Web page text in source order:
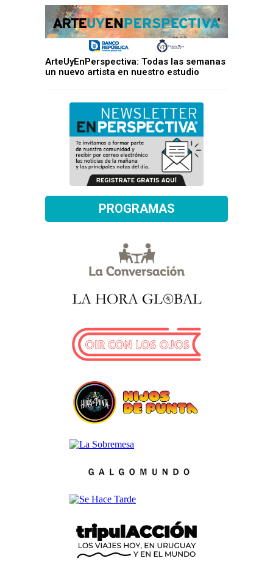
ArteUyEnPerspectiva: Todas las semanas
un nuevo artista en nuestro estudio
PROGRAMAS